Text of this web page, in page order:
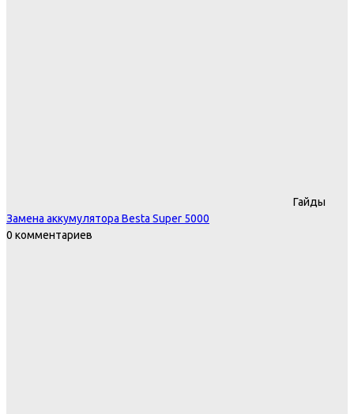
Гайды
Замена аккумулятора Besta Super 5000
0 комментариев